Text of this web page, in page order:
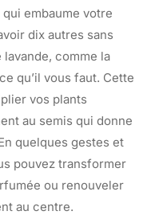
embaume votre
dix autres sans
comme la
qu’il vous faut. Cette
vos plants
au semis qui donne
quelques gestes et
pouvez transformer
ou renouveler
au centre.